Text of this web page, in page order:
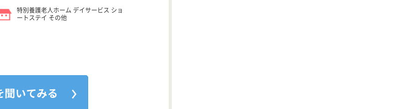
特別養護老人ホーム デイサービス ショ
ートステイ その他